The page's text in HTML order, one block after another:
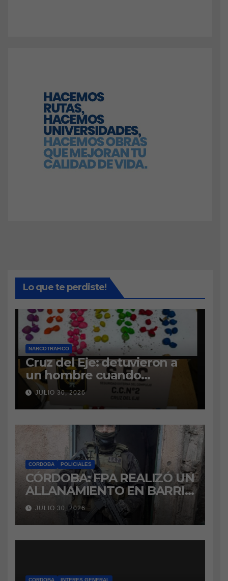
Lo que te perdiste!
NARCOTRAFICO
Cruz del Eje: detuvieron a
un hombre cuando
intentaba ingresar
marihuana a la cárcel
JULIO 30, 2026
CORDOBA POLICIALES
CÓRDOBA: FPA REALIZÓ UN
ALLANAMIENTO EN BARRIO
VILLA BOEDO
RELACIONADO CON UNA
CAUSA DE DROGAS EN LA
CÁRCEL DE BOUWER
JULIO 30, 2026
CORDOBA INTERES GENERAL